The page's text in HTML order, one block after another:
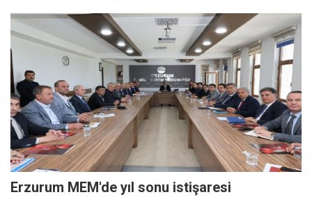
Erzurum MEM'de yıl sonu istişaresi